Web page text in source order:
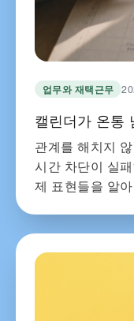
업무와 재택근무
캘린더가 온통
관계를 해치지
시간 차단이 실
제 표현들을 알